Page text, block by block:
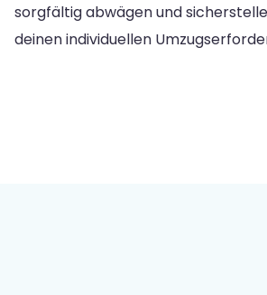
sorgfältig abwägen und
deinen individuellen